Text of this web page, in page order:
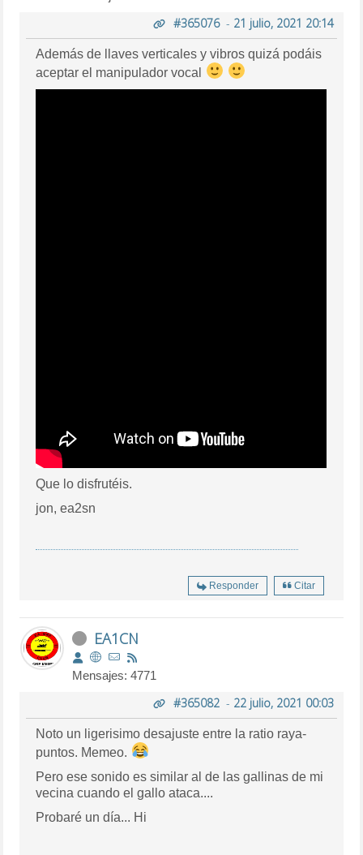
#365076- 21 julio, 2021 20:14
Además de llaves verticales y vibros quizá podáis
aceptar el manipulador vocal
Que lo disfrutéis.
jon, ea2sn
Responder Citar
EA1CN
Mensajes: 4771
#365082- 22 julio, 2021 00:03
Noto un ligerisimo desajuste entre la ratio raya-
puntos. Memeo.
Pero ese sonido es similar al de las gallinas de mi
vecina cuando el gallo ataca....
Probaré un día... Hi